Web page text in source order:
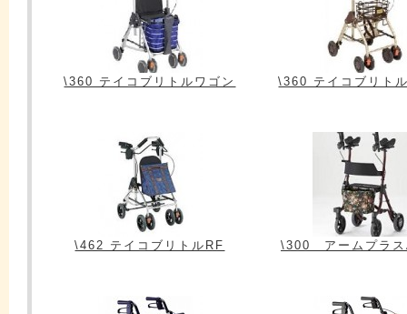
\360 テイコブリトルワゴン \360 テイコブリト
\462 テイコブリトルRF \300 アームプラ